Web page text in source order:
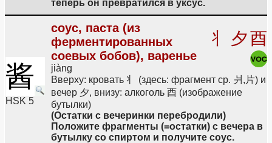
теперь он превратился в уксус.
酱
HSK 5
соус, паста (из
ферментированных
соевых бобов), варенье
jiàng
丬 夕酉
Вверху: кровать 丬 (здесь: фрагмент ср. 爿,片) и
вечер 夕, внизу: алкоголь 酉 (изображение
бутылки)
(Остатки с вечеринки перебродили)
Положите фрагменты (=остатки) с вечера в
бутылку со спиртом и получите соус.